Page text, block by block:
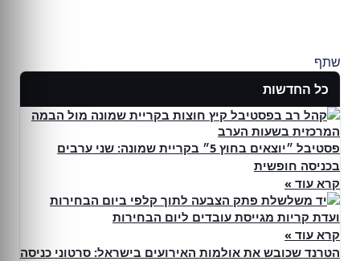
שתף
כל החדשות
פסטיבל ״יוצאים בחוץ 5״ בקריית שמונה: שני ערבים
בכניסה חופשית
קרא עוד »
ועדת קריות מגייסת עובדים ליום הבחירות
קרא עוד »
הטרנד שכובש את אולמות האירועים בישראל: סרטוני כניסה